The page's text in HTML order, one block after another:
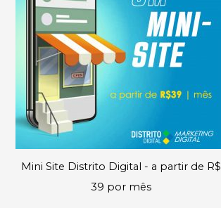
Mini Site Distrito Digital - a partir de R$
39 por mês